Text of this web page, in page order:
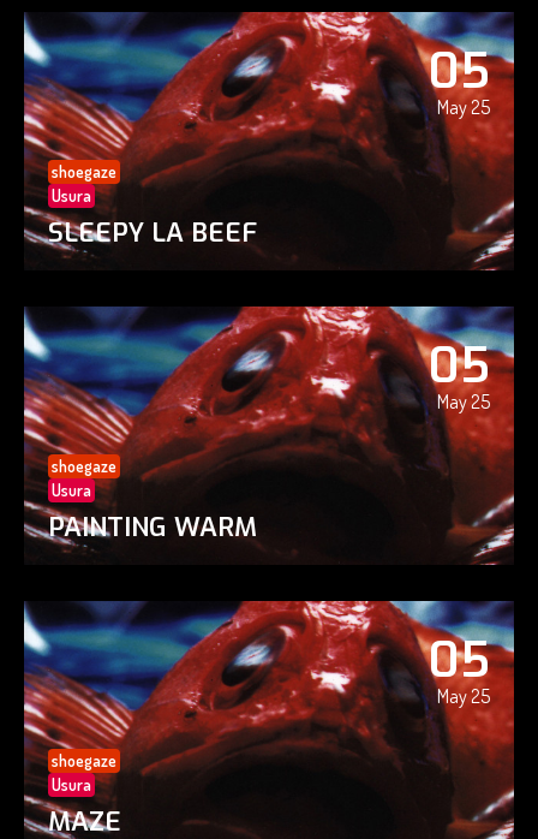
05
May 25
shoegaze
Usura
SLEEPY LA BEEF
05
May 25
shoegaze
Usura
PAINTING WARM
05
May 25
shoegaze
Usura
MAZE